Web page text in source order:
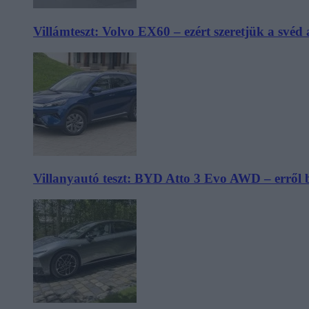
Villámteszt: Volvo EX60 – ezért szeretjük a svéd
Villanyautó teszt: BYD Atto 3 Evo AWD – erről